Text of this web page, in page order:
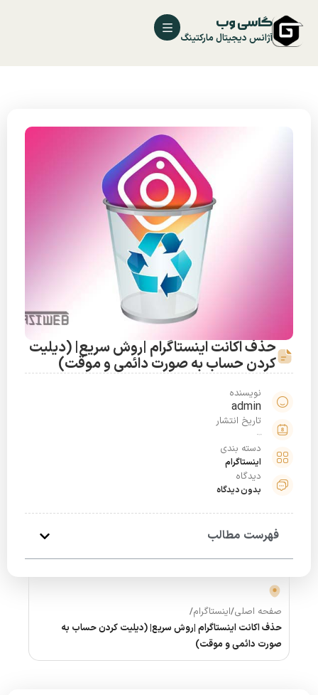
گاسی وب
آژانس دیجیتال مارکتینگ
حذف اکانت اینستاگرام |روش سریع| (دیلیت
کردن حساب به صورت دائمی و موقت)
نویسنده
admin
تاریخ انتشار
دسته بندی
اینستاگرام
دیدگاه
بدون دیدگاه
فهرست مطالب
صفحه اصلی/اینستاگرام/
حذف اکانت اینستاگرام |روش سریع| (دیلیت کردن حساب به
صورت دائمی و موقت)